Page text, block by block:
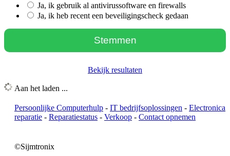
Ja, ik gebruik al antivirussoftware en firewalls
Ja, ik heb recent een beveiligingscheck gedaan
Bekijk resultaten
Aan het laden ...
Persoonlijke Computerhulp - IT bedrijfsoplossingen - Electronica
reparatie - Reparatiestatus - Verkoop - Contact opnemen
©Sijmtronix